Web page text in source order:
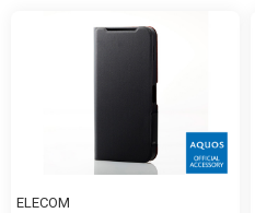
ELECOM